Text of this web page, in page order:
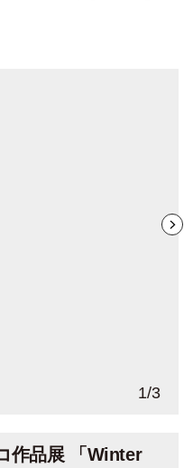
1/3
作品展 「Winter